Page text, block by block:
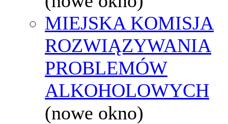
MIEJSKA KOMISJA
ROZWIĄZYWANIA
PROBLEMÓW
ALKOHOLOWYCH
(nowe okno)